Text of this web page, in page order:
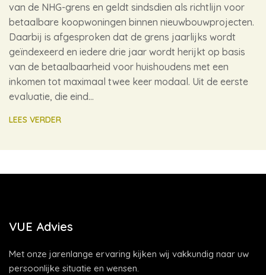
van de NHG-grens en geldt sindsdien als richtlijn voor
betaalbare koopwoningen binnen nieuwbouwprojecten.
Daarbij is afgesproken dat de grens jaarlijks wordt
geïndexeerd en iedere drie jaar wordt herijkt op basis
van de betaalbaarheid voor huishoudens met een
inkomen tot maximaal twee keer modaal. Uit de eerste
evaluatie, die eind…
LEES VERDER
VUE Advies
Met onze jarenlange ervaring kijken wij vakkundig naar uw
persoonlijke situatie en wensen.